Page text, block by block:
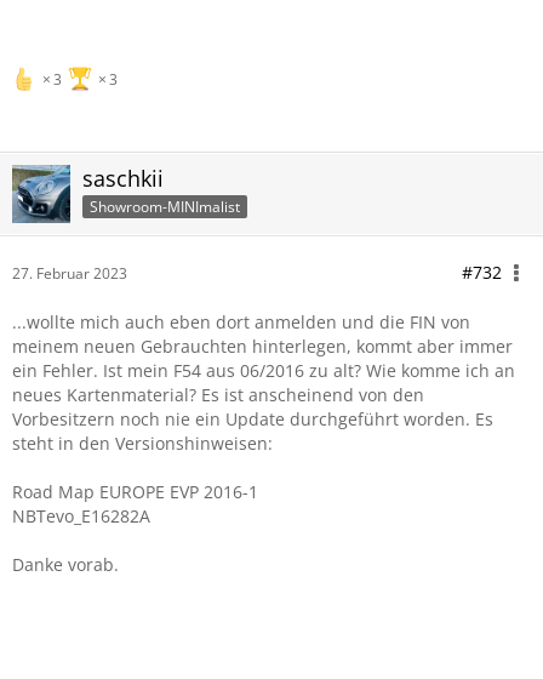
3 3
saschkii
Showroom-MINImalist
27. Februar 2023 #732
...wollte mich auch eben dort anmelden und die FIN von
meinem neuen Gebrauchten hinterlegen, kommt aber immer
ein Fehler. Ist mein F54 aus 06/2016 zu alt? Wie komme ich an
neues Kartenmaterial? Es ist anscheinend von den
Vorbesitzern noch nie ein Update durchgeführt worden. Es
steht in den Versionshinweisen:
Road Map EUROPE EVP 2016-1
NBTevo_E16282A
Danke vorab.